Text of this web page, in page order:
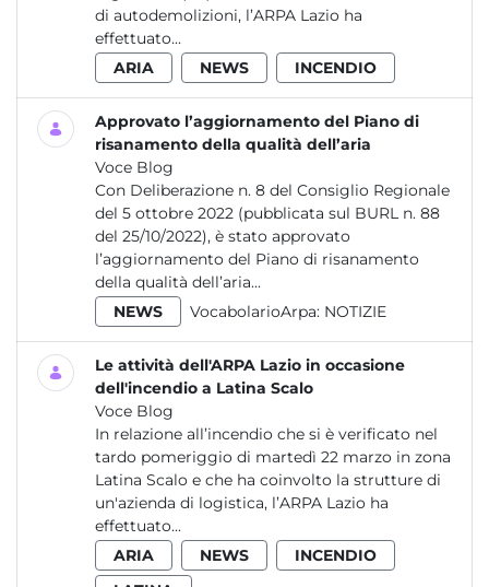
di autodemolizioni, l’ARPA Lazio ha
effettuato...
ARIA
NEWS INCENDIO
Approvato l’aggiornamento del Piano di
risanamento della qualità dell’aria
Voce Blog
Con Deliberazione n. 8 del Consiglio Regionale
del 5 ottobre 2022 (pubblicata sul BURL n. 88
del 25/10/2022), è stato approvato
l’aggiornamento del Piano di risanamento
della qualità dell’aria...
NEWS
VocabolarioArpa: NOTIZIE
Le attività dell'ARPA Lazio in occasione
dell'incendio a Latina Scalo
Voce Blog
In relazione all’incendio che si è verificato nel
tardo pomeriggio di martedì 22 marzo in zona
Latina Scalo e che ha coinvolto la strutture di
un'azienda di logistica, l’ARPA Lazio ha
effettuato...
ARIA
NEWS
INCENDIO